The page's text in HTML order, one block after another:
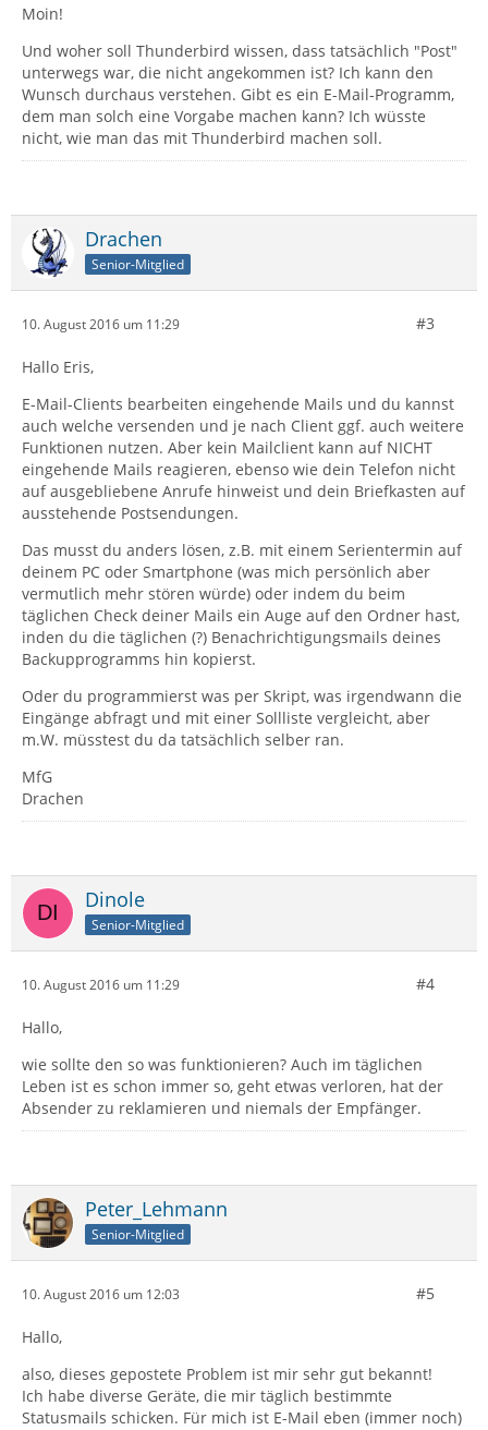
Moin!
Und woher soll Thunderbird wissen, dass tatsächlich "Post"
unterwegs war, die nicht angekommen ist? Ich kann den
Wunsch durchaus verstehen. Gibt es ein E-Mail-Programm,
dem man solch eine Vorgabe machen kann? Ich wüsste
nicht, wie man das mit Thunderbird machen soll.
Drachen
Senior-Mitglied
10. August 2016 um 11:29 #3
Hallo Eris,
E-Mail-Clients bearbeiten eingehende Mails und du kannst
auch welche versenden und je nach Client ggf. auch weitere
Funktionen nutzen. Aber kein Mailclient kann auf NICHT
eingehende Mails reagieren, ebenso wie dein Telefon nicht
auf ausgebliebene Anrufe hinweist und dein Briefkasten auf
ausstehende Postsendungen.
Das musst du anders lösen, z.B. mit einem Serientermin auf
deinem PC oder Smartphone (was mich persönlich aber
vermutlich mehr stören würde) oder indem du beim
täglichen Check deiner Mails ein Auge auf den Ordner hast,
inden du die täglichen (?) Benachrichtigungsmails deines
Backupprogramms hin kopierst.
Oder du programmierst was per Skript, was irgendwann die
Eingänge abfragt und mit einer Sollliste vergleicht, aber
m.W. müsstest du da tatsächlich selber ran.
MfG
Drachen
Dinole
Senior-Mitglied
10. August 2016 um 11:29 #4
Hallo,
wie sollte den so was funktionieren? Auch im täglichen
Leben ist es schon immer so, geht etwas verloren, hat der
Absender zu reklamieren und niemals der Empfänger.
Peter_Lehmann
Senior-Mitglied
10. August 2016 um 12:03 #5
Hallo,
also, dieses gepostete Problem ist mir sehr gut bekannt!
Ich habe diverse Geräte, die mir täglich bestimmte
Statusmails schicken. Für mich ist E-Mail eben (immer noch)